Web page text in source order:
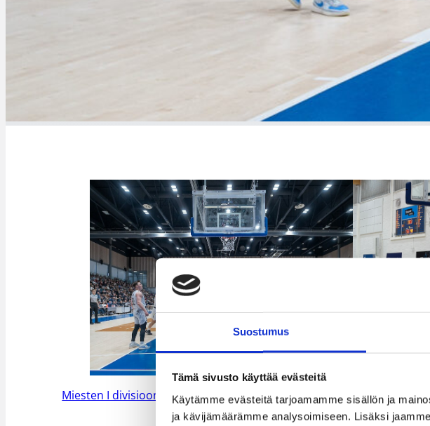
Suostumus
Tämä sivusto käyttää evästeitä
Käytämme evästeitä tarjoamamme sisällön ja
ja kävijämäärämme analysoimiseen. Lisäksi
Miesten I divisioona A/Naisten I divisioona